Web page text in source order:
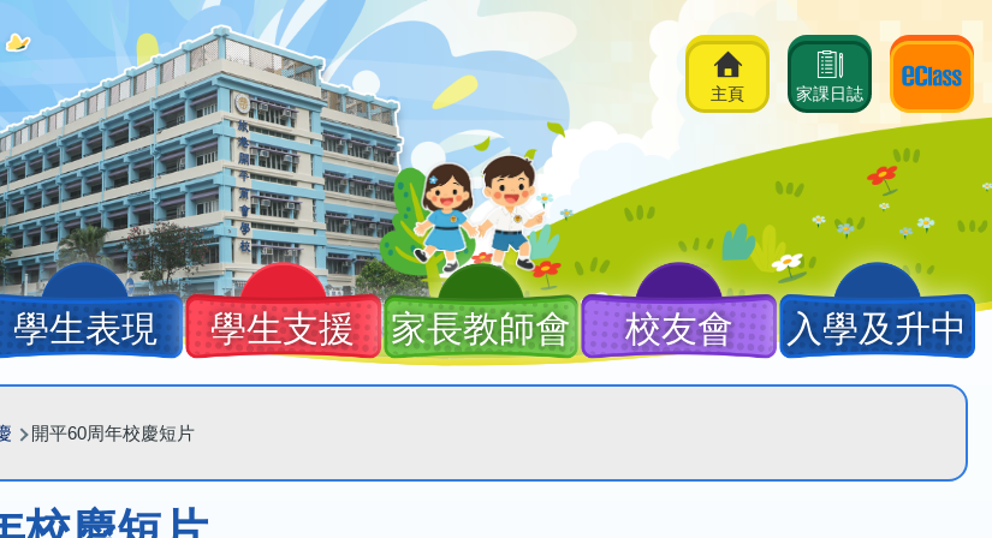
家課日誌
主頁
學生表現 學生支援 家長教師會 校友會 入學及升中
開平60周年校慶短片